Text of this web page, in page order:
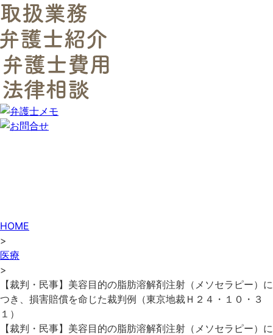
HOME
>
医療
>
【裁判・民事】美容目的の脂肪溶解剤注射（メソセラピー）に
つき、損害賠償を命じた裁判例（東京地裁Ｈ２４・１０・３
１）
【裁判・民事】美容目的の脂肪溶解剤注射（メソセラピー）に